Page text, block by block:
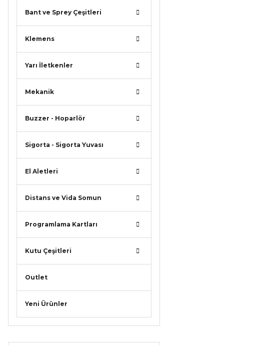
Bant ve Sprey Çeşitleri
Klemens
Yarı İletkenler
Mekanik
Buzzer - Hoparlör
Sigorta - Sigorta Yuvası
El Aletleri
Distans ve Vida Somun
Programlama Kartları
Kutu Çeşitleri
Outlet
Yeni Ürünler